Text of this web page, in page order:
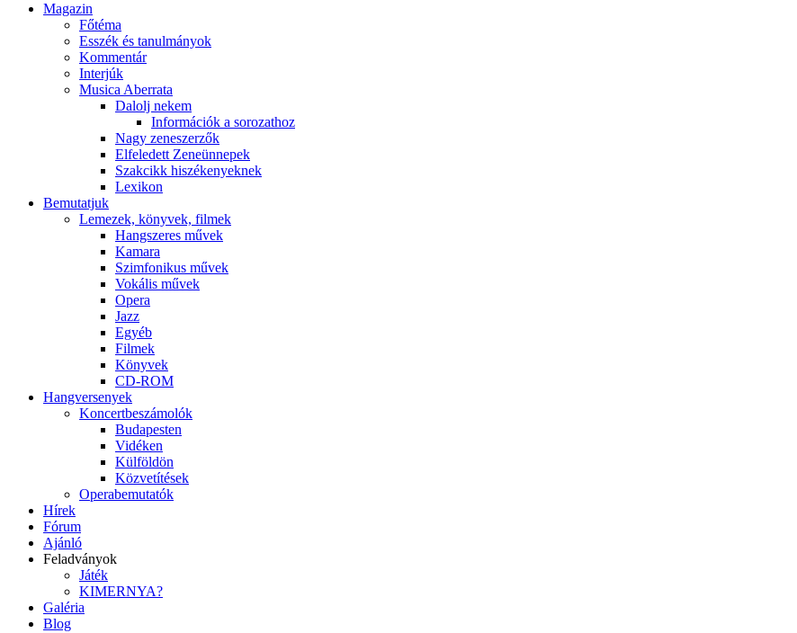
Magazin
Főtéma
Esszék és tanulmányok
Kommentár
Interjúk
Musica Aberrata
Dalolj nekem
Információk a sorozathoz
Nagy zeneszerzők
Elfeledett Zeneünnepek
Szakcikk hiszékenyeknek
Lexikon
Bemutatjuk
Lemezek, könyvek, filmek
Hangszeres művek
Kamara
Szimfonikus művek
Vokális művek
Opera
Jazz
Egyéb
Filmek
Könyvek
CD-ROM
Hangversenyek
Koncertbeszámolók
Budapesten
Vidéken
Külföldön
Közvetítések
Operabemutatók
Hírek
Fórum
Ajánló
Feladványok
Játék
KIMERNYA?
Galéria
Blog